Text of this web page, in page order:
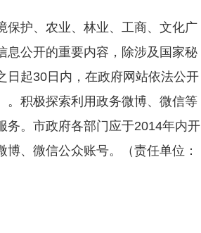
护、农业、林业、工商、文化广
息公开的重要内容，除涉及国家秘
日起30日内，在政府网站依法公开
。积极探索利用政务微博、微信等
务。市政府各部门应于2014年内开
、微信公众账号。（责任单位：